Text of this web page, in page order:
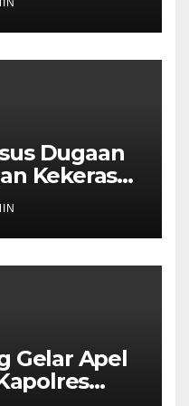
Dugaan
Kekerasan
Phone
Gelar Apel